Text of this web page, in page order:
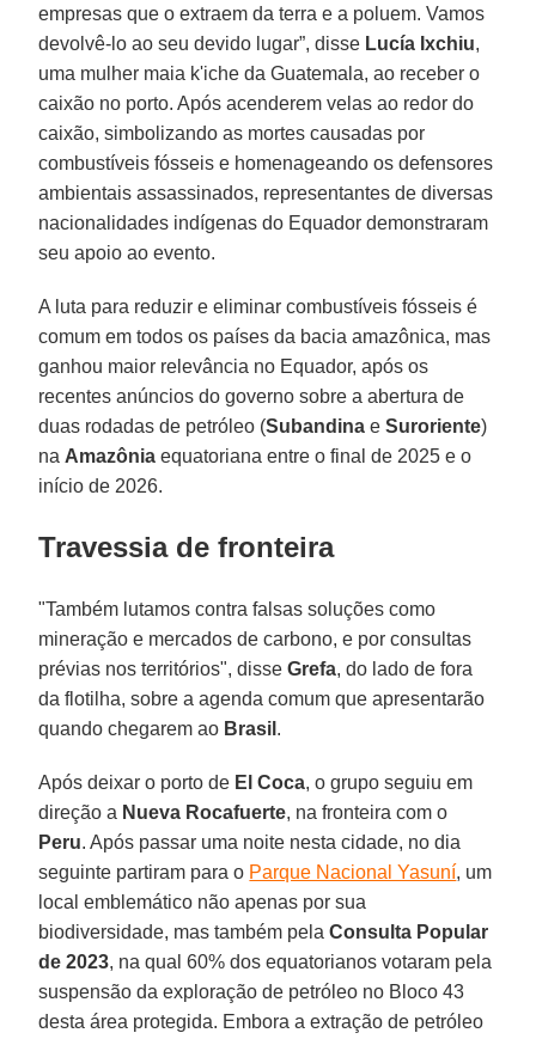
empresas que o extraem da terra e a poluem. Vamos
devolvê-lo ao seu devido lugar”, disse Lucía Ixchiu,
uma mulher maia k'iche da Guatemala, ao receber o
caixão no porto. Após acenderem velas ao redor do
caixão, simbolizando as mortes causadas por
combustíveis fósseis e homenageando os defensores
ambientais assassinados, representantes de diversas
nacionalidades indígenas do Equador demonstraram
seu apoio ao evento.
A luta para reduzir e eliminar combustíveis fósseis é
comum em todos os países da bacia amazônica, mas
ganhou maior relevância no Equador, após os
recentes anúncios do governo sobre a abertura de
duas rodadas de petróleo (Subandina eSuroriente)
na Amazônia equatoriana entre o final de 2025 e o
início de 2026.
Travessia de fronteira
"Também lutamos contra falsas soluções como
mineração e mercados de carbono, e por consultas
prévias nos territórios", disseGrefa, do lado de fora
da flotilha, sobre a agenda comum que apresentarão
quando chegarem ao Brasil .
Após deixar o porto de El Coca, o grupo seguiu em
direção a Nueva Rocafuerte, na fronteira com o
Peru. Após passar uma noite nesta cidade, no dia
seguinte partiram para o Parque Nacional Yasuní, um
local emblemático não apenas por sua
biodiversidade, mas também pelaConsulta Popular
de 2023, na qual 60% dos equatorianos votaram pela
suspensão da exploração de petróleo no Bloco 43
desta área protegida. Embora a extração de petróleo